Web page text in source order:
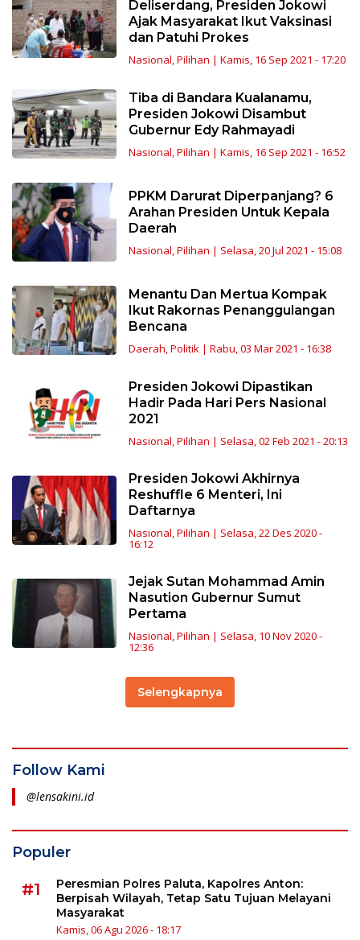
Deliserdang, Presiden Jokowi
Ajak Masyarakat Ikut Vaksinasi
dan Patuhi Prokes
Nasional,Pilihan | Kamis, 16 Sep 2021 - 17:20
Tiba di Bandara Kualanamu,
Presiden Jokowi Disambut
Gubernur Edy Rahmayadi
Nasional,Pilihan | Kamis, 16 Sep 2021 - 16:52
PPKM Darurat Diperpanjang? 6
Arahan Presiden Untuk Kepala
Daerah
Nasional,Pilihan | Selasa, 20 Jul 2021 - 15:08
Menantu Dan Mertua Kompak
Ikut Rakornas Penanggulangan
Bencana
Daerah,Politik| Rabu, 03 Mar 2021 - 16:38
Presiden Jokowi Dipastikan
Hadir Pada Hari Pers Nasional
2021
Nasional,Pilihan | Selasa, 02 Feb 2021 - 20:13
Presiden Jokowi Akhirnya
Reshuffle 6 Menteri, Ini
Daftarnya
Nasional,Pilihan | Selasa, 22 Des 2020 -
16:12
Jejak Sutan Mohammad Amin
Nasution Gubernur Sumut
Pertama
Nasional,Pilihan | Selasa, 10 Nov 2020 -
12:36
Selengkapnya
Follow Kami
@lensakini.id
Populer
#1
Peresmian Polres Paluta, Kapolres Anton:
Berpisah Wilayah, Tetap Satu Tujuan Melayani
Masyarakat
Kamis, 06 Agu 2026 - 18:17